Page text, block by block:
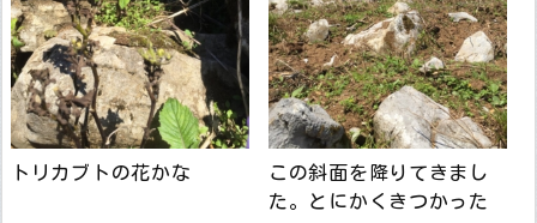
トリカブトの花かな
この斜面を降りてきまし
た。とにかくきつかった